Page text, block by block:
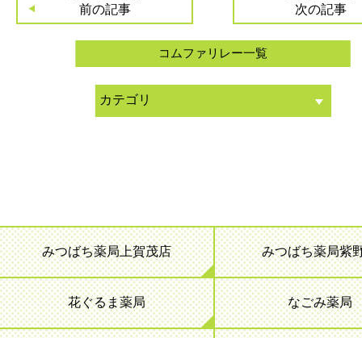
前の記事
コムファリレー一覧
次の記事
みつばち薬局上賀茂店 みつばち薬局紫
花ぐるま薬局 なごみ薬局